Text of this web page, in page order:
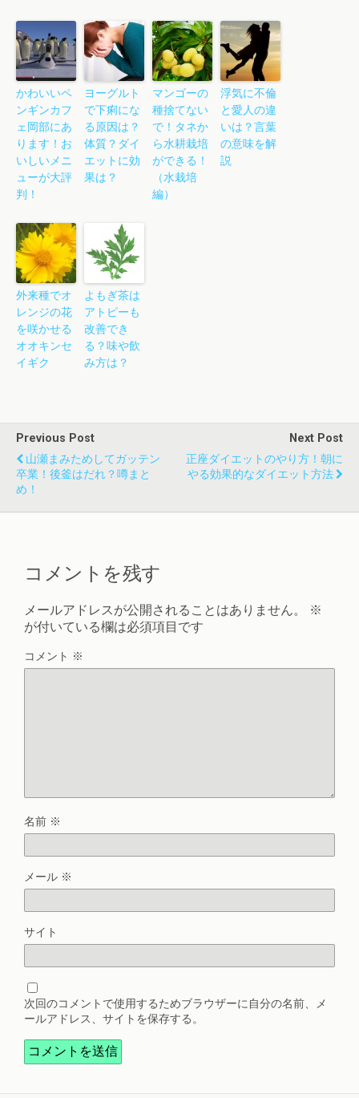
かわいいペ
ンギンカフ
ェ岡部にあ
ります！お
いしいメニ
ューが大評
判！
ヨーグルト
で下痢にな
る原因は？
体質？ダイ
エットに効
果は？
マンゴーの
種捨てない
で！タネか
ら水耕栽培
ができる！
（水栽培
編）
浮気に不倫
と愛人の違
いは？言葉
の意味を解
説
外来種でオ
レンジの花
を咲かせる
オオキンセ
イギク
よもぎ茶は
アトピーも
改善でき
る？味や飲
み方は？
Previous Post
山瀬まみためしてガッテン
卒業！後釜はだれ？噂まと
め！
Next Post
正座ダイエットのやり方！朝に
やる効果的なダイエット方法
コメントを残す
メールアドレスが公開されることはありません。
※
が付いている欄は必須項目です
コメント ※
名前 ※
メール ※
サイト
次回のコメントで使用するためブラウザーに自分の名前、メ
ールアドレス、サイトを保存する。